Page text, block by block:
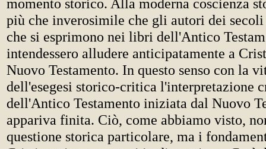
momento storico. Alla moderna coscienza
più che inverosimile che gli autori dei
che si esprimono nei libri dell'Antico
intendessero alludere anticipatamente a
Nuovo Testamento. In questo senso con la
dell'esegesi storico-critica l'interpretazione
dell'Antico Testamento iniziata dal Nuovo
appariva finita. Ciò, come abbiamo visto,
questione storica particolare, ma i